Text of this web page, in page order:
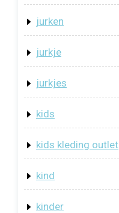
jurken
jurkje
jurkjes
kids
kids kleding outlet
kind
kinder